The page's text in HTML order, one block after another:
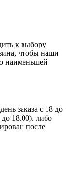
к выбору
чтобы наши
наименьшей
заказа с 18 до
18.00), либо
после